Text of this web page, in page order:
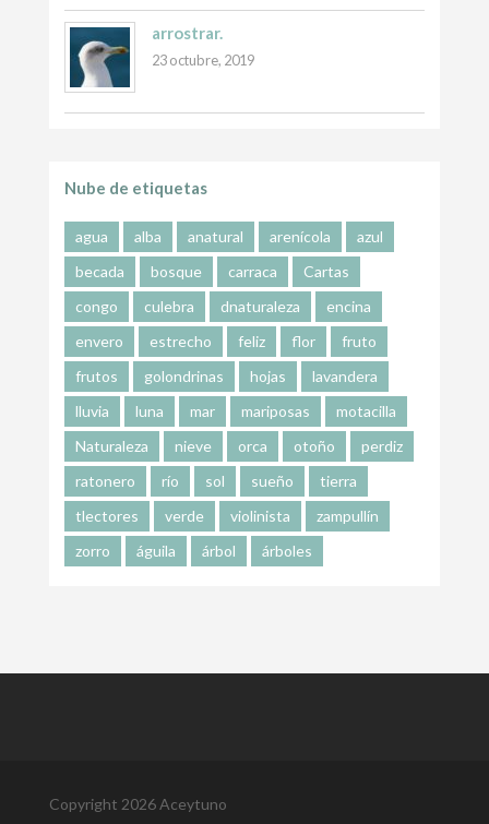
arrostrar.
23 octubre, 2019
Nube de etiquetas
agua alba anatural arenícola
azul
becada
bosque carraca
Cartas
congo
culebra dnaturaleza
encina
envero
estrecho feliz flor
fruto
frutos
golondrinas hojas
lavandera
lluvia
luna mar mariposas
motacilla
Naturaleza
nieve orca otoño
perdiz
ratonero
río sol sueño
tierra
tlectores
verde violinista
zampullín
zorro
águila árbol árboles
Copyright 2026 Aceytuno